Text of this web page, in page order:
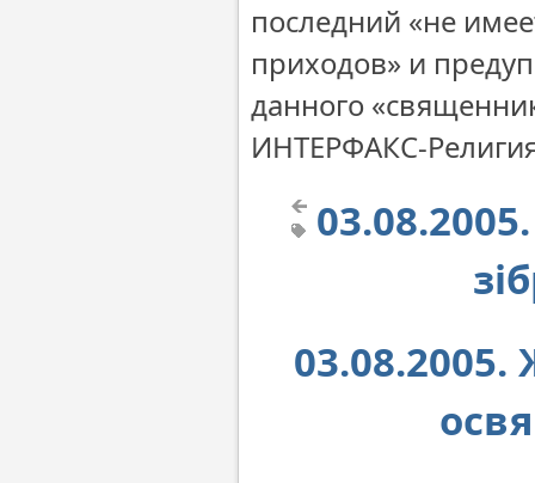
последний «не
приходов» и
данного
ИНТЕРФАКС-